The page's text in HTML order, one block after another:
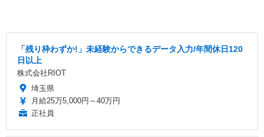
「残り枠わずか!」未経験からできるデータ入力/年間休日120
日以上
株式会社RIOT
埼玉県
月給25万5,000円～40万円
正社員